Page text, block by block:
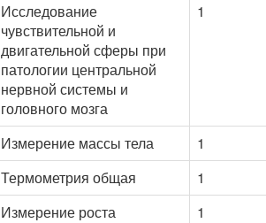
Исследование
чувствительной и
двигательной сферы при
патологии центральной
нервной системы и
головного мозга
1
Измерение массы тела
1
Термометрия общая
1
Измерение роста
1